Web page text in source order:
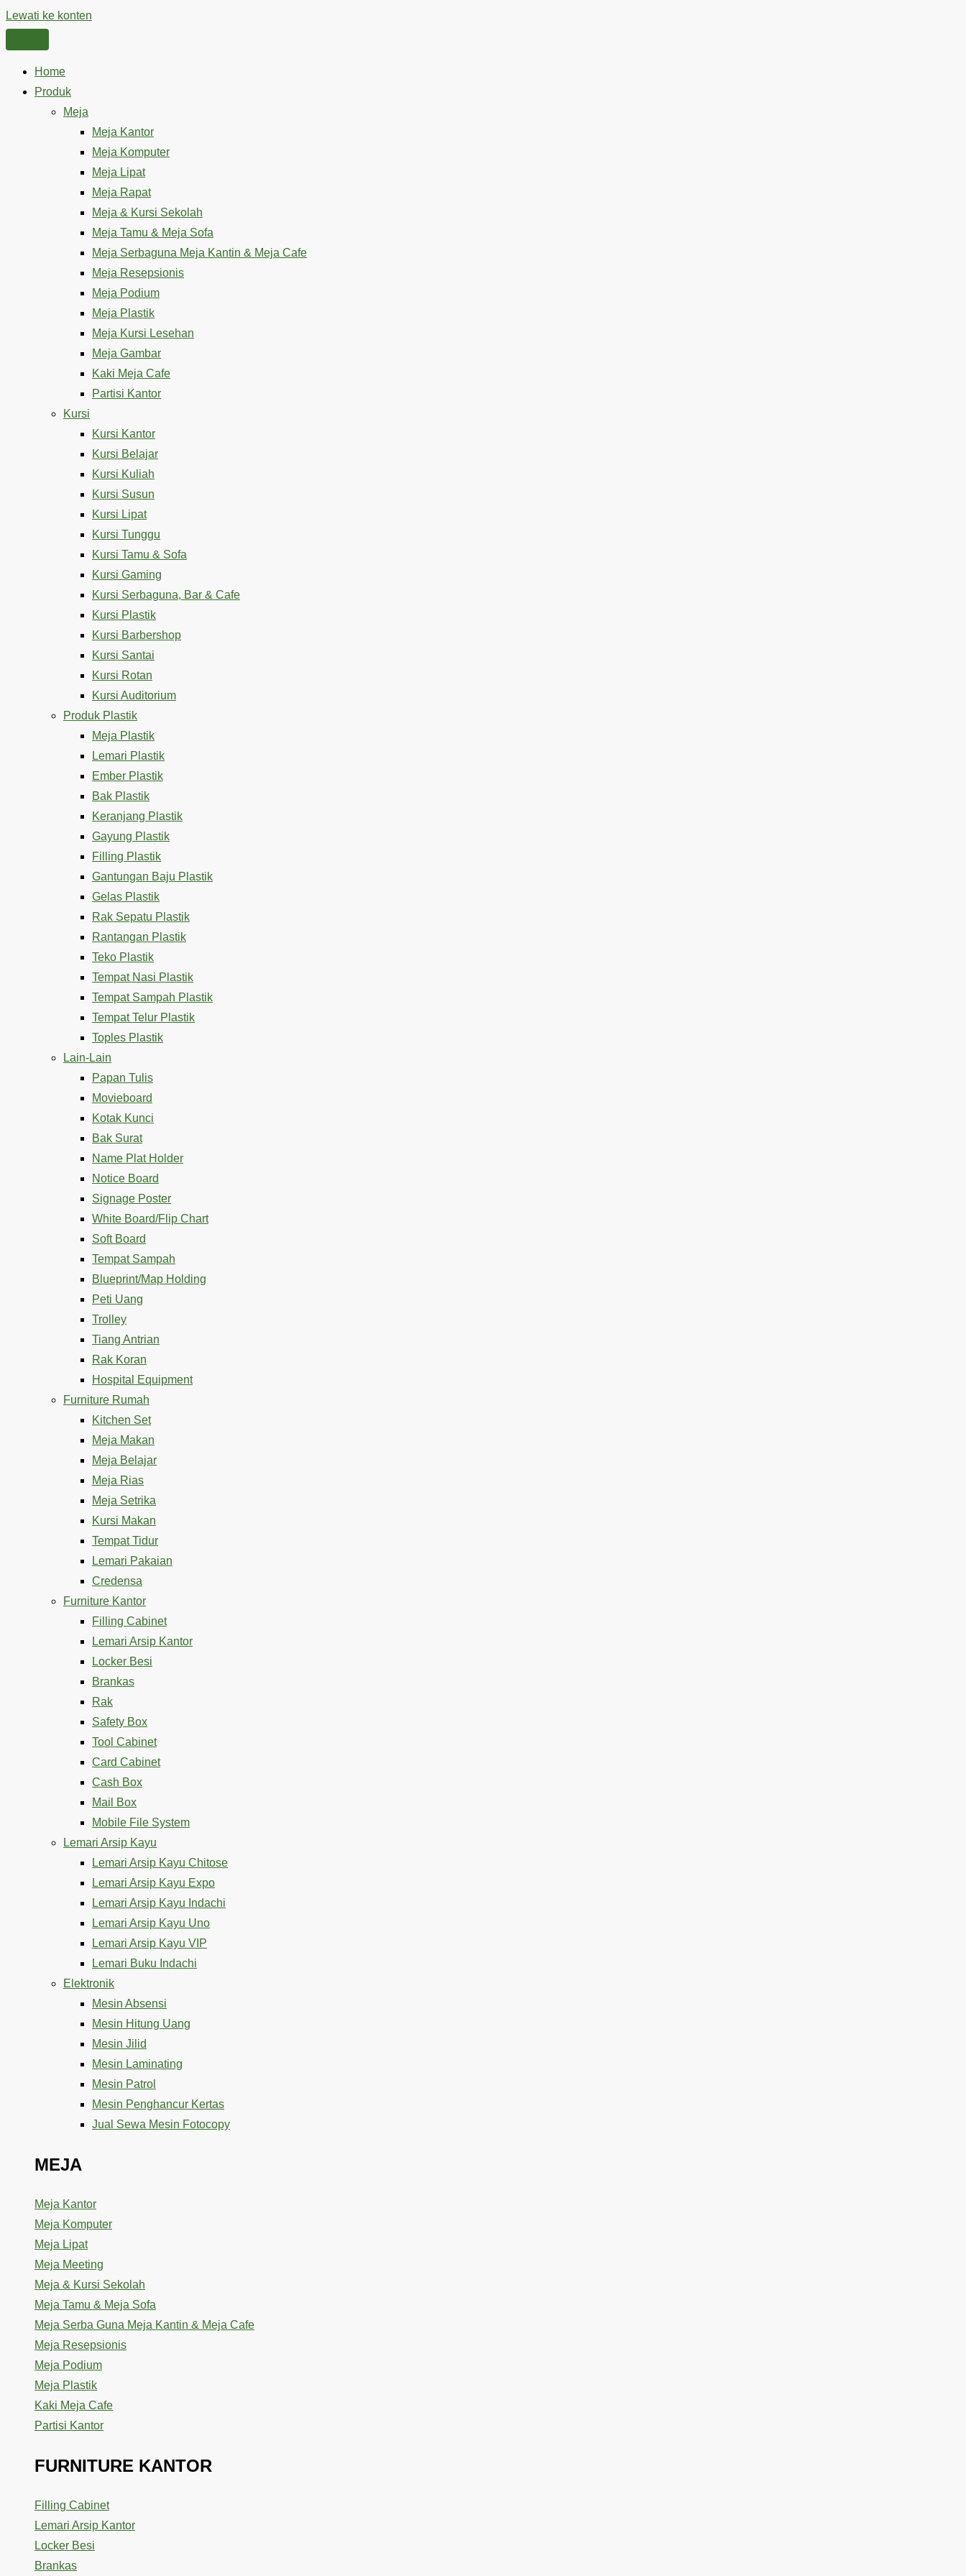
Lewati ke konten
Home
Produk
Meja
Meja Kantor
Meja Komputer
Meja Lipat
Meja Rapat
Meja & Kursi Sekolah
Meja Tamu & Meja Sofa
Meja Serbaguna Meja Kantin & Meja Cafe
Meja Resepsionis
Meja Podium
Meja Plastik
Meja Kursi Lesehan
Meja Gambar
Kaki Meja Cafe
Partisi Kantor
Kursi
Kursi Kantor
Kursi Belajar
Kursi Kuliah
Kursi Susun
Kursi Lipat
Kursi Tunggu
Kursi Tamu & Sofa
Kursi Gaming
Kursi Serbaguna, Bar & Cafe
Kursi Plastik
Kursi Barbershop
Kursi Santai
Kursi Rotan
Kursi Auditorium
Produk Plastik
Meja Plastik
Lemari Plastik
Ember Plastik
Bak Plastik
Keranjang Plastik
Gayung Plastik
Filling Plastik
Gantungan Baju Plastik
Gelas Plastik
Rak Sepatu Plastik
Rantangan Plastik
Teko Plastik
Tempat Nasi Plastik
Tempat Sampah Plastik
Tempat Telur Plastik
Toples Plastik
Lain-Lain
Papan Tulis
Movieboard
Kotak Kunci
Bak Surat
Name Plat Holder
Notice Board
Signage Poster
White Board/Flip Chart
Soft Board
Tempat Sampah
Blueprint/Map Holding
Peti Uang
Trolley
Tiang Antrian
Rak Koran
Hospital Equipment
Furniture Rumah
Kitchen Set
Meja Makan
Meja Belajar
Meja Rias
Meja Setrika
Kursi Makan
Tempat Tidur
Lemari Pakaian
Credensa
Furniture Kantor
Filling Cabinet
Lemari Arsip Kantor
Locker Besi
Brankas
Rak
Safety Box
Tool Cabinet
Card Cabinet
Cash Box
Mail Box
Mobile File System
Lemari Arsip Kayu
Lemari Arsip Kayu Chitose
Lemari Arsip Kayu Expo
Lemari Arsip Kayu Indachi
Lemari Arsip Kayu Uno
Lemari Arsip Kayu VIP
Lemari Buku Indachi
Elektronik
Mesin Absensi
Mesin Hitung Uang
Mesin Jilid
Mesin Laminating
Mesin Patrol
Mesin Penghancur Kertas
Jual Sewa Mesin Fotocopy
MEJA
Meja Kantor
Meja Komputer
Meja Lipat
Meja Meeting
Meja & Kursi Sekolah
Meja Tamu & Meja Sofa
Meja Serba Guna Meja Kantin & Meja Cafe
Meja Resepsionis
Meja Podium
Meja Plastik
Kaki Meja Cafe
Partisi Kantor
FURNITURE KANTOR
Filling Cabinet
Lemari Arsip Kantor
Locker Besi
Brankas